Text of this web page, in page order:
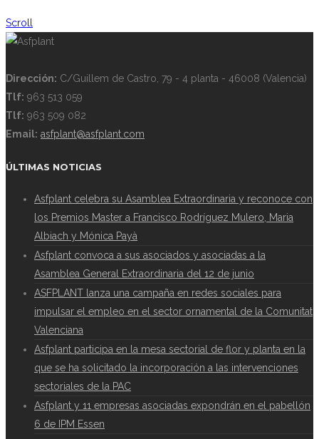
Scroll
Dirección: C/Guillem de Castro, 79 - 4 planta - 46008 (Valencia)
Tlf: 963 513 059
Tlf: 963 509 082
Email: asfplant@asfplant.com
ÚLTIMAS NOTICIAS
Asfplant celebra su Asamblea Extraordinaria y reconoce con
los Premios Master a Francisco Rodríguez Mulero, Maria
Albiach y Mónica Payà
Asfplant convoca a sus asociados y asociadas a la
Asamblea General Extraordinaria del 12 de junio
ASFPLANT lanza una campaña en redes sociales para
impulsar el empleo en el sector ornamental de la Comunitat
Valenciana
Asfplant participa en la mesa sectorial de flor y planta en la
que se ha solicitado la incorporación a las intervenciones
sectoriales de la PAC
Asfplant y 11 empresas asociadas expondrán en el pabellón
6 de IPM Essen